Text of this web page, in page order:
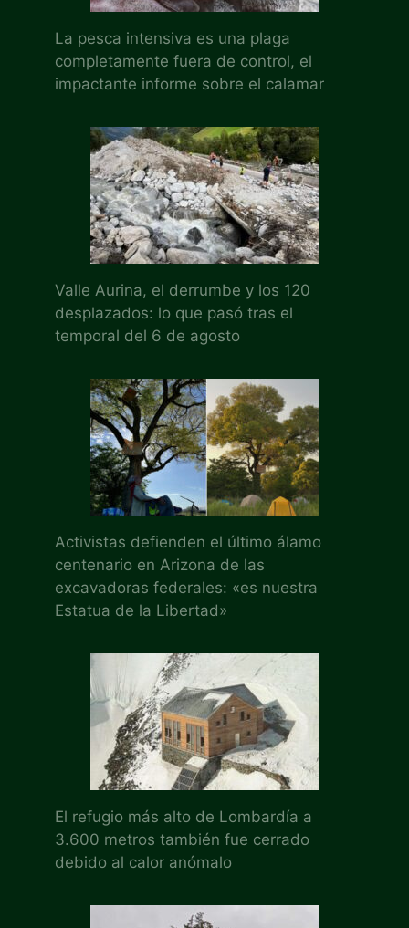
La pesca intensiva es una plaga
completamente fuera de control, el
impactante informe sobre el calamar
Valle Aurina, el derrumbe y los 120
desplazados: lo que pasó tras el
temporal del 6 de agosto
Activistas defienden el último álamo
centenario en Arizona de las
excavadoras federales: «es nuestra
Estatua de la Libertad»
El refugio más alto de Lombardía a
3.600 metros también fue cerrado
debido al calor anómalo